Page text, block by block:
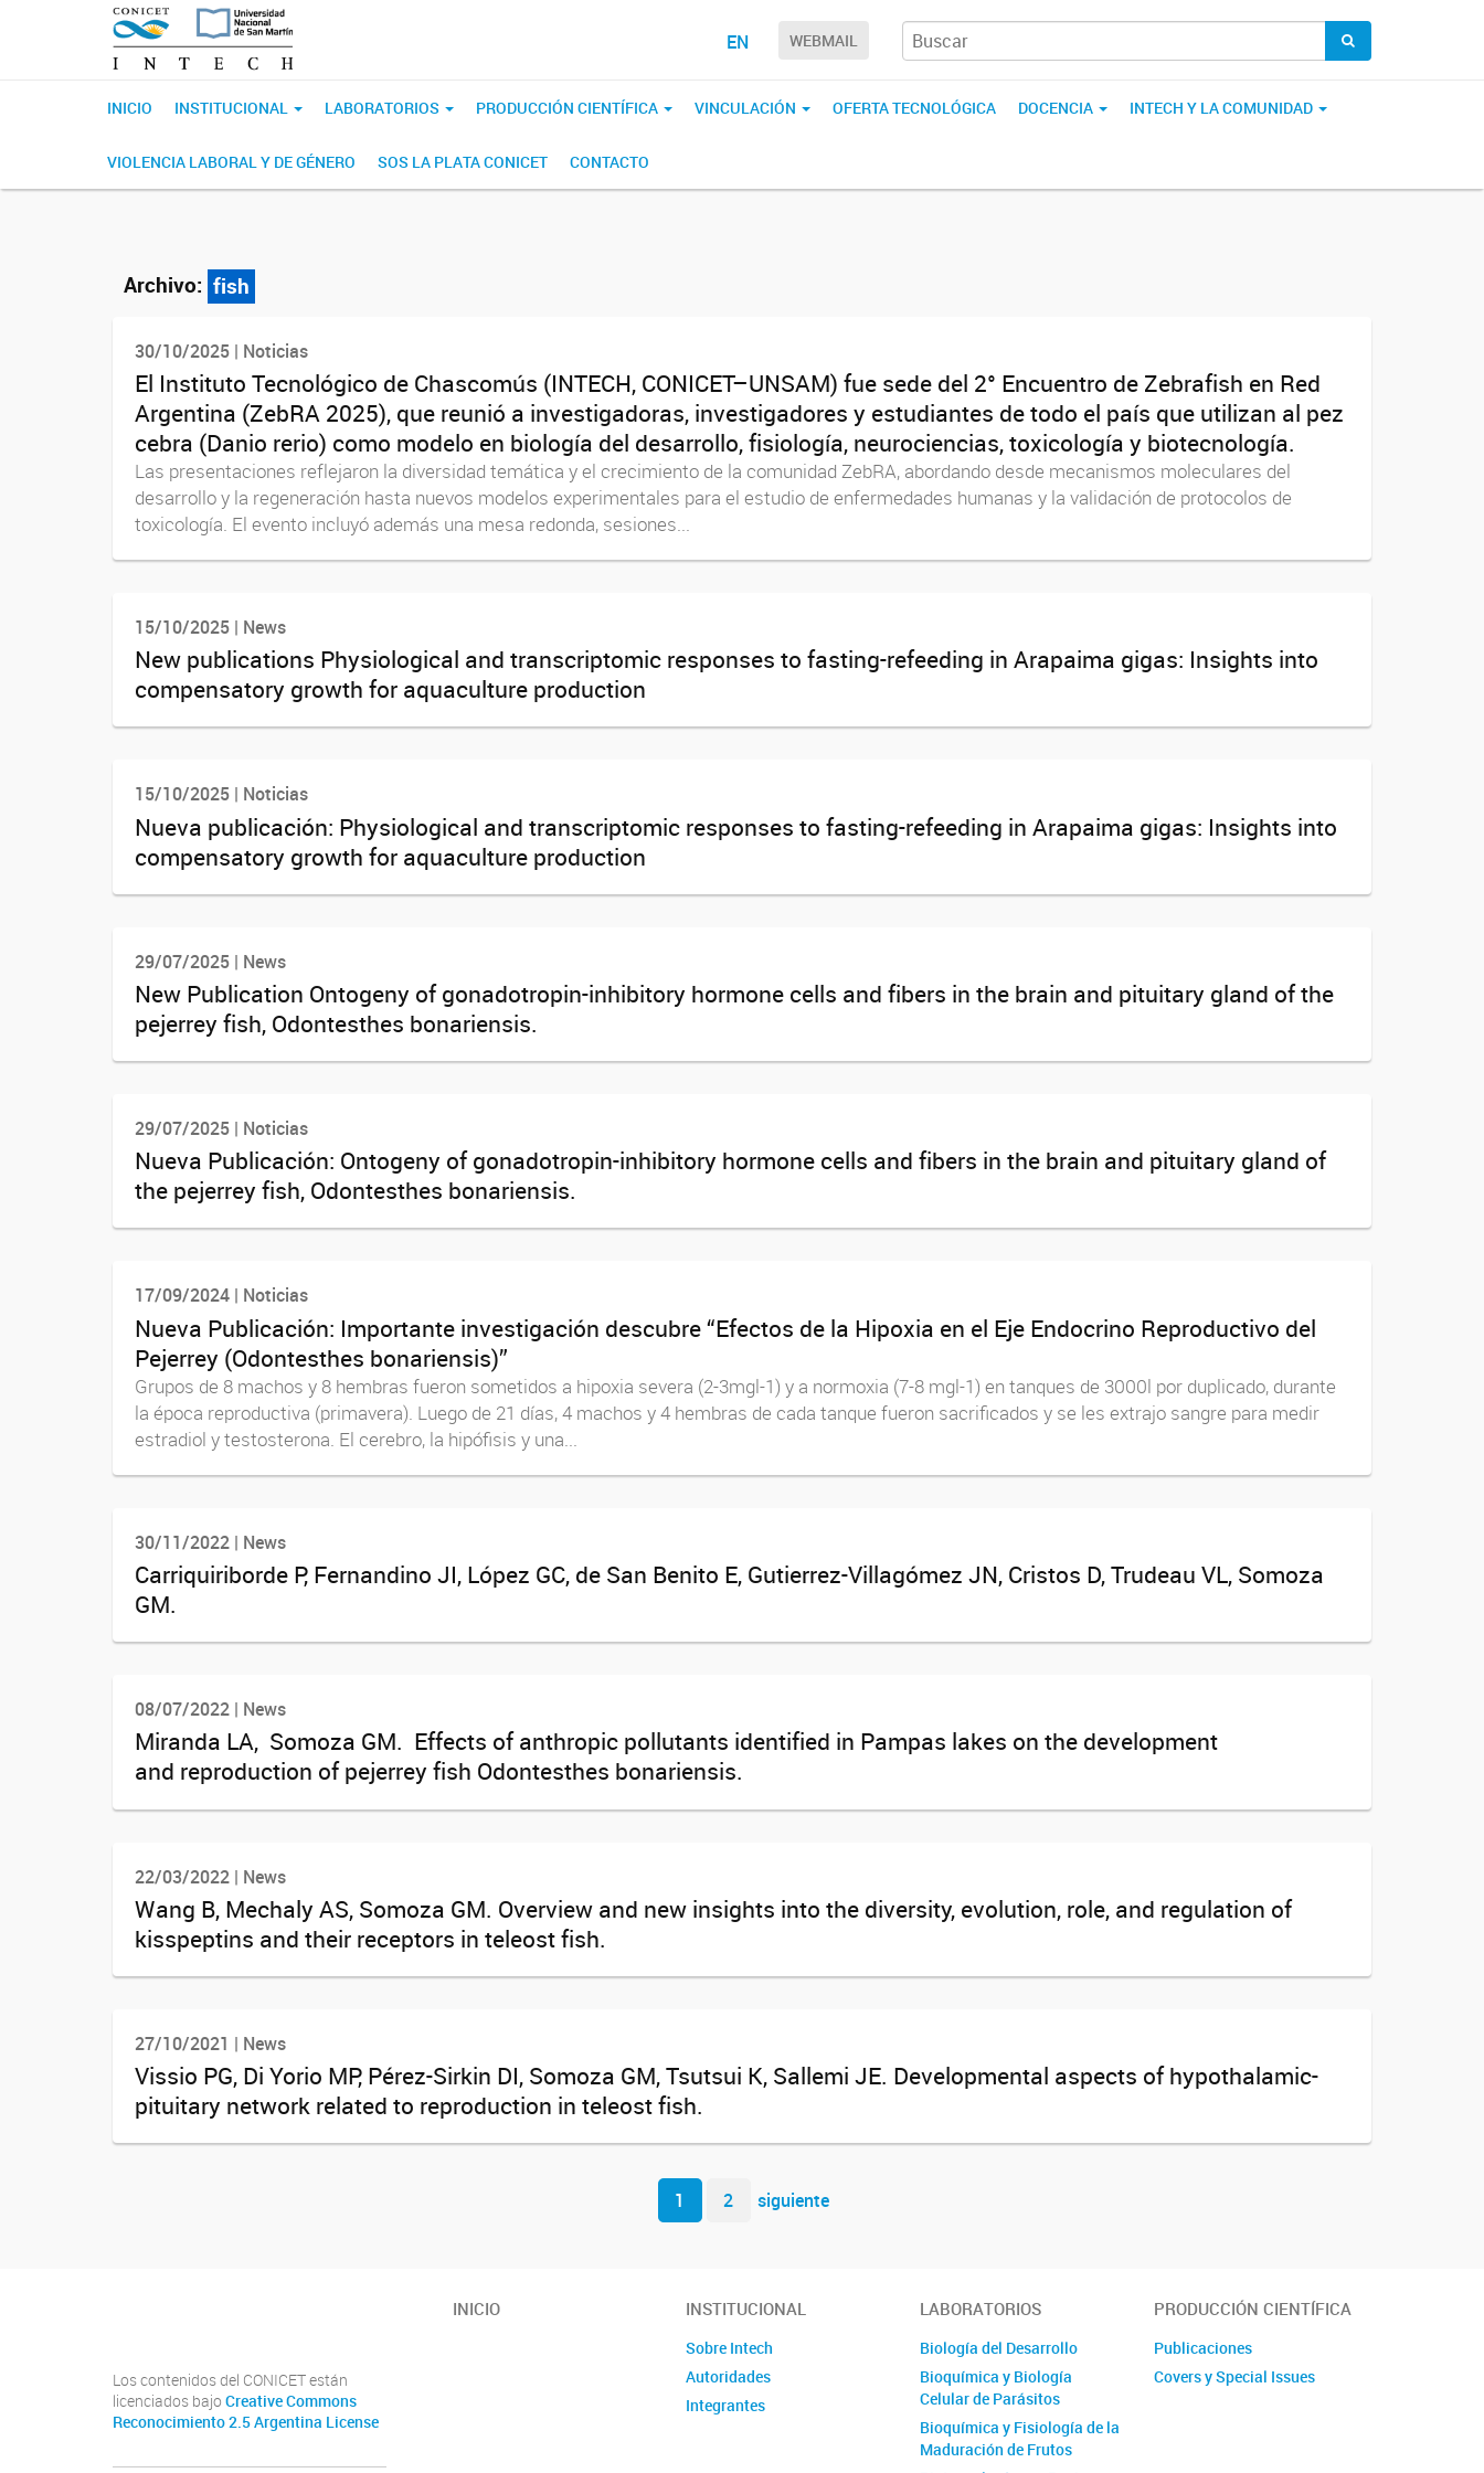
EN WEBMAIL
INICIO INSTITUCIONAL LABORATORIOS PRODUCCIÓN CIENTÍFICA VINCULACIÓN OFERTA TECNOLÓGICA DOCENCIA INTECH Y LA COMUNIDAD
VIOLENCIA LABORAL Y DE GÉNERO SOS LA PLATA CONICET CONTACTO
Archivo: fish
30/10/2025 | Noticias
El Instituto Tecnológico de Chascomús (INTECH, CONICET–UNSAM) fue sede del 2° Encuentro de Zebrafish en Red
Argentina (ZebRA 2025), que reunió a investigadoras, investigadores y estudiantes de todo el país que utilizan al pez
cebra (Danio rerio) como modelo en biología del desarrollo, fisiología, neurociencias, toxicología y biotecnología.
Las presentaciones reflejaron la diversidad temática y el crecimiento de la comunidad ZebRA, abordando desde mecanismos moleculares del
desarrollo y la regeneración hasta nuevos modelos experimentales para el estudio de enfermedades humanas y la validación de protocolos de
toxicología. El evento incluyó además una mesa redonda, sesiones...
15/10/2025 | News
New publications Physiological and transcriptomic responses to fasting-refeeding in Arapaima gigas: Insights into
compensatory growth for aquaculture production
15/10/2025 | Noticias
Nueva publicación: Physiological and transcriptomic responses to fasting-refeeding in Arapaima gigas: Insights into
compensatory growth for aquaculture production
29/07/2025 | News
New Publication Ontogeny of gonadotropin-inhibitory hormone cells and fibers in the brain and pituitary gland of the
pejerrey fish, Odontesthes bonariensis.
29/07/2025 | Noticias
Nueva Publicación: Ontogeny of gonadotropin-inhibitory hormone cells and fibers in the brain and pituitary gland of
the pejerrey fish, Odontesthes bonariensis.
17/09/2024 | Noticias
Nueva Publicación: Importante investigación descubre “Efectos de la Hipoxia en el Eje Endocrino Reproductivo del
Pejerrey (Odontesthes bonariensis)”
Grupos de 8 machos y 8 hembras fueron sometidos a hipoxia severa (2-3mgl-1) y a normoxia (7-8 mgl-1) en tanques de 3000l por duplicado, durante
la época reproductiva (primavera). Luego de 21 días, 4 machos y 4 hembras de cada tanque fueron sacrificados y se les extrajo sangre para medir
estradiol y testosterona. El cerebro, la hipófisis y una...
30/11/2022 | News
Carriquiriborde P, Fernandino JI, López GC, de San Benito E, Gutierrez-Villagómez JN, Cristos D, Trudeau VL, Somoza
GM.
08/07/2022 | News
Miranda LA, Somoza GM. Effects of anthropic pollutants identified in Pampas lakes on the development
and reproduction of pejerrey fish Odontesthes bonariensis.
22/03/2022 | News
Wang B, Mechaly AS, Somoza GM. Overview and new insights into the diversity, evolution, role, and regulation of
kisspeptins and their receptors in teleost fish.
27/10/2021 | News
Vissio PG, Di Yorio MP, Pérez-Sirkin DI, Somoza GM, Tsutsui K, Sallemi JE. Developmental aspects of hypothalamic-
pituitary network related to reproduction in teleost fish.
1 2 siguiente
Los contenidos del CONICET están
licenciados bajo Creative Commons
Reconocimiento 2.5 Argentina License
INICIO INSTITUCIONAL
Sobre Intech
Autoridades
Integrantes
LABORATORIOS
Biología del Desarrollo
Bioquímica y Biología
Celular de Parásitos
Bioquímica y Fisiología de la
Maduración de Frutos
PRODUCCIÓN CIENTÍFICA
Publicaciones
Covers y Special Issues